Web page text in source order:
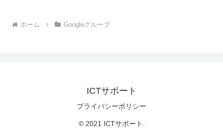
ホーム Googleグループ
ICTサポート
プライバシーポリシー
© 2021 ICTサポート.